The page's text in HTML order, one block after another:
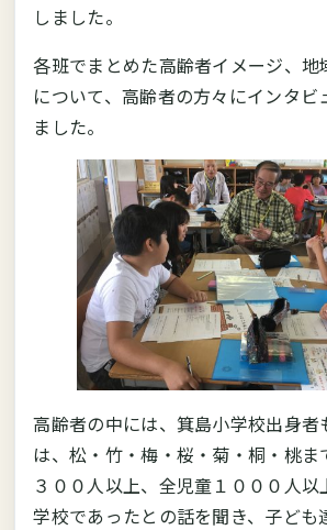
しました。
各班でまとめた高齢者イメージ、地
について、高齢者の方々にインタビ
ました。
高齢者の中には、箕島小学校出身者
は、松・竹・梅・桜・菊・桐・桃ま
３００人以上、全児童１０００人以
学校であったとの話を聞き、子ども